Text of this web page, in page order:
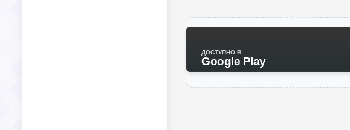
ДОСТУПНО В
Google Play